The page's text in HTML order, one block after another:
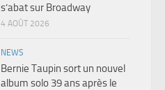
s’abat sur Broadway
4 AOÛT 2026
NEWS
Bernie Taupin sort un nouvel
album solo 39 ans après le